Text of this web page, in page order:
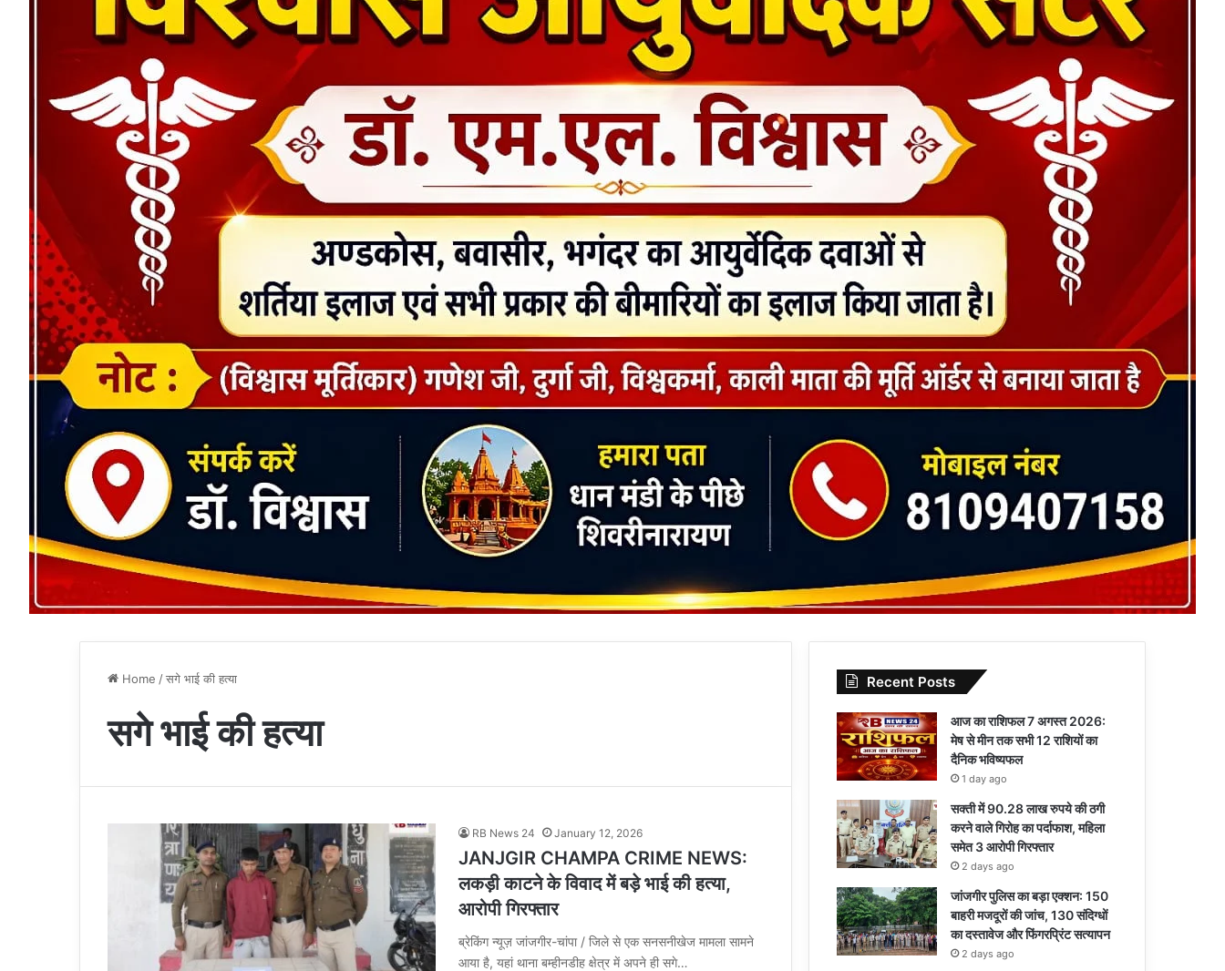
Home /सगे भाई की हत्या
सगे भाई की हत्या
RB News 24 January 12, 2026
JANJGIR CHAMPA CRIME NEWS:
लकड़ी काटने के विवाद में बड़े भाई की हत्या,
आरोपी गिरफ्तार
ब्रेकिंग न्यूज़ जांजगीर-चांपा / जिले से एक सनसनीखेज मामला सामने
आया है, यहां थाना बम्हीनडीह क्षेत्र में अपने ही सगे…
Recent Posts
आज का राशिफल 7 अगस्त 2026:
मेष से मीन तक सभी 12 राशियों का
दैनिक भविष्यफल
1 day ago
सक्ती में 90.28 लाख रुपये की ठगी
करने वाले गिरोह का पर्दाफाश, महिला
समेत 3 आरोपी गिरफ्तार
2 days ago
जांजगीर पुलिस का बड़ा एक्शन: 150
बाहरी मजदूरों की जांच, 130 संदिग्धों
का दस्तावेज और फिंगरप्रिंट सत्यापन
2 days ago